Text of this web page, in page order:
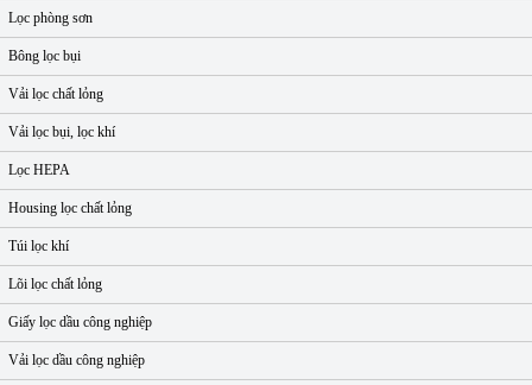
Lọc phòng sơn
Bông lọc bụi
Vải lọc chất lỏng
Vải lọc bụi, lọc khí
Lọc HEPA
Housing lọc chất lỏng
Túi lọc khí
Lõi lọc chất lỏng
Giấy lọc dầu công nghiệp
Vải lọc dầu công nghiệp